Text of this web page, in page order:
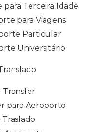
para Terceira Idade
para Viagens
Particular
Universitário
Transfer
para Aeroporto